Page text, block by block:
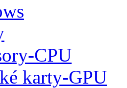
CPU
karty-GPU